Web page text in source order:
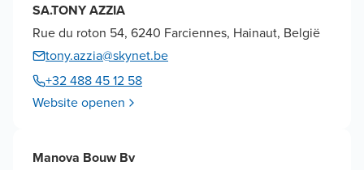
SA.TONY AZZIA
Rue du roton 54, 6240 Farciennes, Hainaut, België
tony.azzia@skynet.be
+32 488 45 12 58
Website openen
Manova Bouw Bv